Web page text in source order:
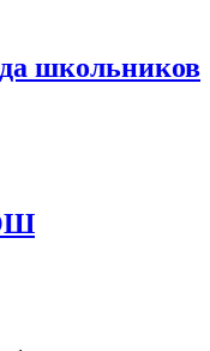
школьников